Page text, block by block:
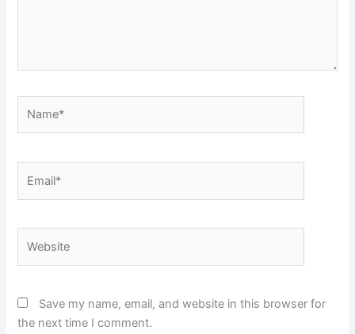
Save my name, email, and website in this browser for
the next time I comment.